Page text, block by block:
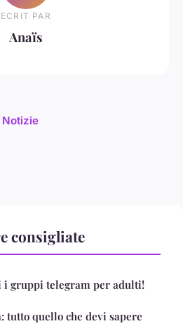
ECRIT PAR
Anaïs
consigliate
i gruppi telegram per adulti!
tutto quello che devi sapere